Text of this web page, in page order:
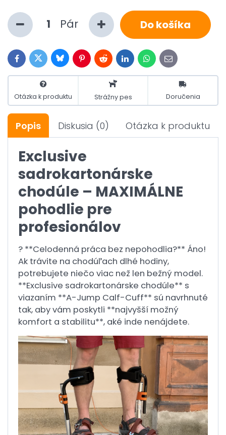
Pár Do košíka
FacebookTwitterBlueskyPinterestRedditLinkedInWhatsApp
E-
mail
Otázka k produktu Strážny pes Doručenia
Popis Diskusia (0) Otázka k produktu
Exclusive
sadrokartonárske
chodúle – MAXIMÁLNE
pohodlie pre
profesionálov
? **Celodenná práca bez nepohodlia?** Áno!
Ak trávite na chodúľach dlhé hodiny,
potrebujete niečo viac než len bežný model.
**Exclusive sadrokartonárske chodúle** s
viazaním **A-Jump Calf-Cuff** sú navrhnuté
tak, aby vám poskytli **najvyšší možný
komfort a stabilitu**, aké inde nenájdete.